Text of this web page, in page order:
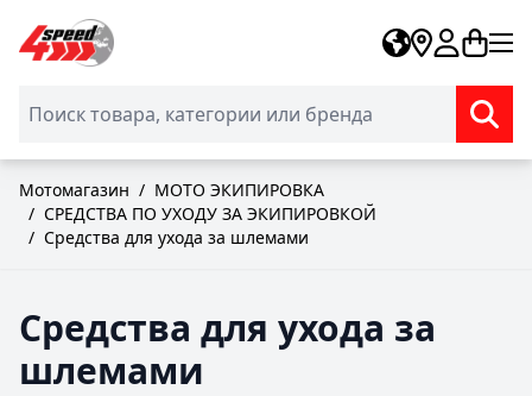
Skip to Content
Мотомагазин / МОТО ЭКИПИРОВКА
/ СРЕДСТВА ПО УХОДУ ЗА ЭКИПИРОВКОЙ
/ Средства для ухода за шлемами
Средства для ухода за
шлемами